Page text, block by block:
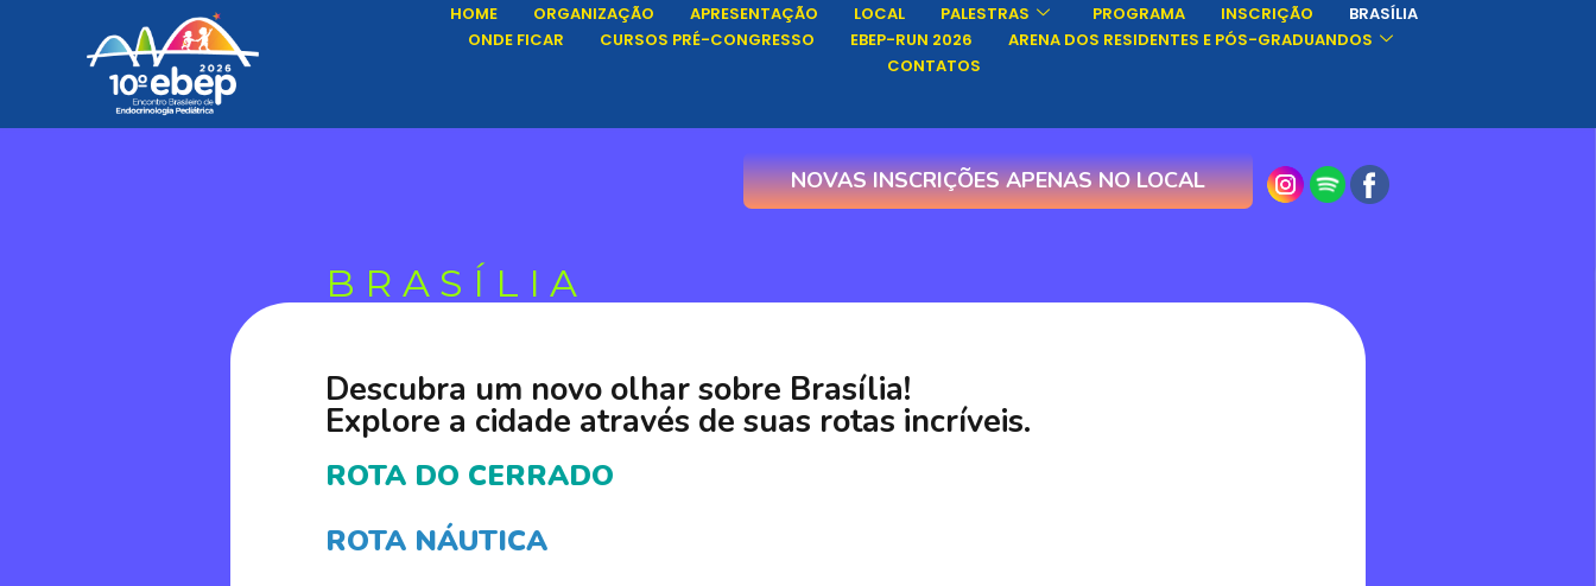
HOME ORGANIZAÇÃO APRESENTAÇÃO LOCAL PALESTRAS PROGRAMA INSCRIÇÃO
BRASÍLIA
ONDE FICAR
CURSOS PRÉ-CONGRESSO EBEP-RUN 2026
ARENA DOS RESIDENTES E PÓS-GRADUANDOS
CONTATOS
NOVAS INSCRIÇÕES APENAS NO LOCAL
BRASÍLIA
Descubra um novo olhar sobre Brasília!
Explore a cidade através de suas rotas incríveis.
ROTA DO CERRADO
ROTA NÁUTICA